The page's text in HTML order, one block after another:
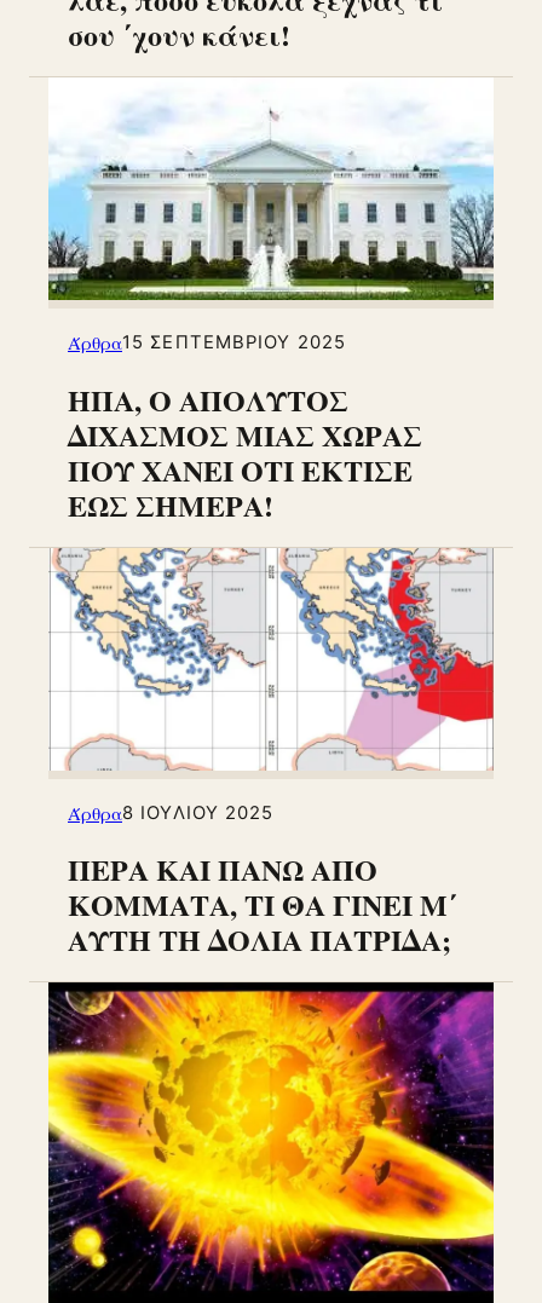
σου ΄χουν κάνει!
Άρθρα15 ΣΕΠΤΕΜΒΡΊΟΥ 2025
ΗΠΑ, Ο ΑΠΟΛΥΤΟΣ
ΔΙΧΑΣΜΟΣ ΜΙΑΣ ΧΩΡΑΣ
ΠΟΥ ΧΑΝΕΙ ΟΤΙ ΕΚΤΙΣΕ
ΕΩΣ ΣΗΜΕΡΑ!
Άρθρα8 ΙΟΥΛΊΟΥ 2025
ΠΕΡΑ ΚΑΙ ΠΑΝΩ ΑΠΟ
ΚΟΜΜΑΤΑ, ΤΙ ΘΑ ΓΙΝΕΙ Μ΄
ΑΥΤΗ ΤΗ ΔΟΛΙΑ ΠΑΤΡΙΔΑ;